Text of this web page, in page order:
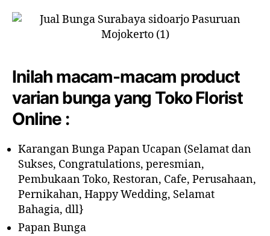
Inilah macam-macam product
varian bunga yang Toko Florist
Online :
Karangan Bunga Papan Ucapan (Selamat dan
Sukses, Congratulations, peresmian,
Pembukaan Toko, Restoran, Cafe, Perusahaan,
Pernikahan, Happy Wedding, Selamat
Bahagia, dll}
Papan Bunga